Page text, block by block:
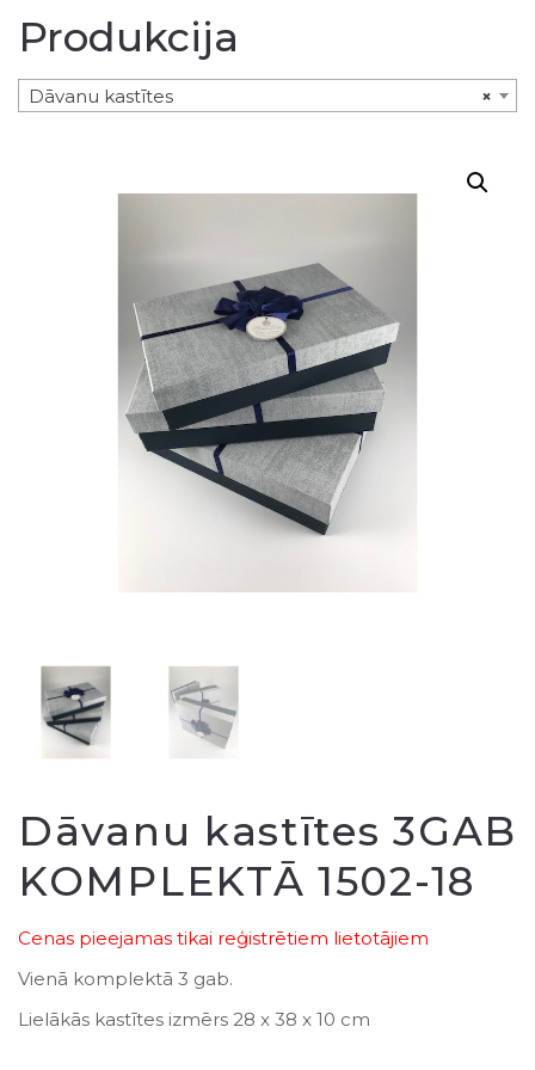
Produkcija
×
Dāvanu kastītes
Dāvanu kastītes 3GAB
KOMPLEKTĀ 1502-18
Cenas pieejamas tikai reģistrētiem lietotājiem
Vienā komplektā 3 gab.
Lielākās kastītes izmērs 28 x 38 x 10 cm